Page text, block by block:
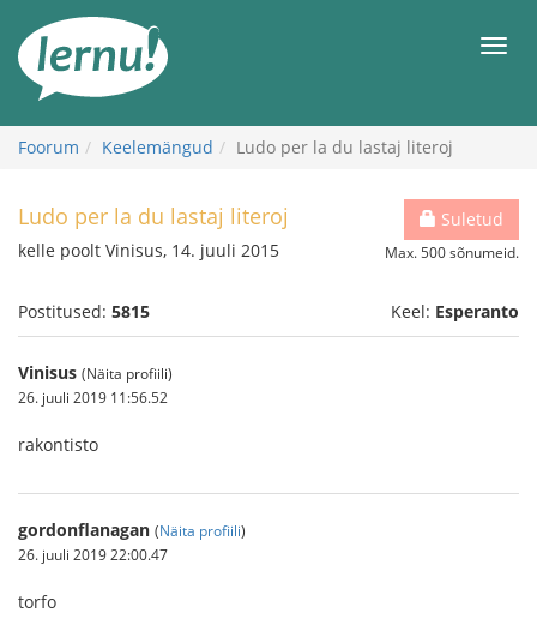
juurde
Foorum Keelemängud Ludo per la du lastaj literoj
Suletud
Max. 500 sõnumeid.
Ludo per la du lastaj literoj
kelle poolt Vinisus, 14. juuli 2015
Postitused: 5815 Keel: Esperanto
Vinisus (Näita profiili)
26. juuli 2019 11:56.52
rakontisto
gordonflanagan (Näita profiili)
26. juuli 2019 22:00.47
torfo